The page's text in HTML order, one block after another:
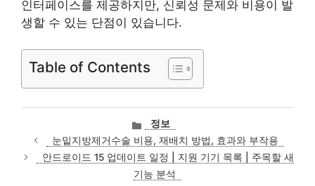
인터페이스를 제공하지만, 신뢰성 문제와 비용이 발
생할 수 있는 단점이 있습니다.
Table of Contents
카
테
고
리
정보
눈밑지방제거수술 비용, 재배치 방법, 효과와 부작용
안드로이드 15 업데이트 일정 | 지원 기기 목록 | 주목할 새
기능 분석